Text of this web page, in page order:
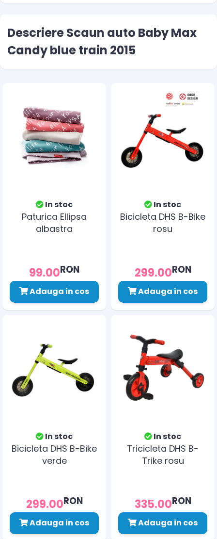
Descriere Scaun auto Baby Max
Candy blue train 2015
In stoc
Paturica Ellipsa
albastra
99.00RON
Adauga in cos
In stoc
Bicicleta DHS B-Bike
rosu
299.00RON
Adauga in cos
In stoc
Bicicleta DHS B-Bike
verde
299.00RON
Adauga in cos
In stoc
Tricicleta DHS B-
Trike rosu
335.00RON
Adauga in cos